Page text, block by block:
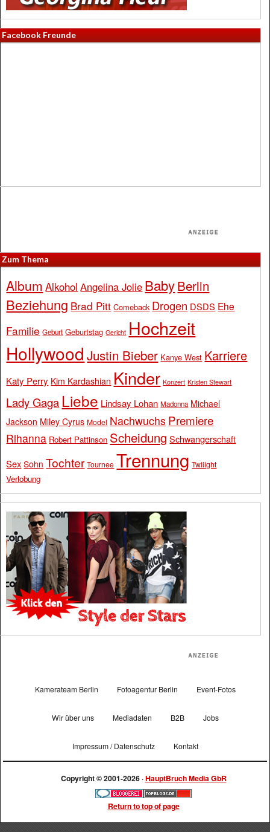
Facebook Freunde
Zum Thema
Album Alkohol Angelina Jolie BabyBerlin
Beziehung Brad Pitt Comeback Drogen DSDS Ehe
Familie Geburt Geburtstag Gericht Hochzeit
Hollywood Justin Bieber Kanye West Karriere
Katy Perry Kim Kardashian Kinder Konzert Kristen Stewart
Lady Gaga Liebe Lindsay Lohan Madonna Michael
Jackson Miley Cyrus Model Nachwuchs Premiere
Rihanna Robert Pattinson Scheidung Schwangerschaft
Sex Sohn Tochter Tournee Trennung Twilight
Verlobung
Kamerateam Berlin Fotoagentur Berlin Event-Fotos
Wir über uns Mediadaten B2B Jobs
Impressum / Datenschutz Kontakt
Copyright © 2001-2026 ·HauptBruch Media GbR
Return to top of page